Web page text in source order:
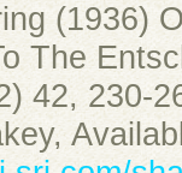
(1936)
The
42, 230-